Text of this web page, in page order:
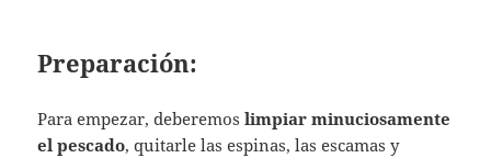
Preparación:
Para empezar, deberemoslimpiar minuciosamente
el pescado, quitarle las espinas, las escamas y